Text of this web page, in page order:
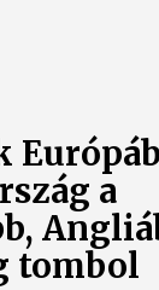
a
tombol